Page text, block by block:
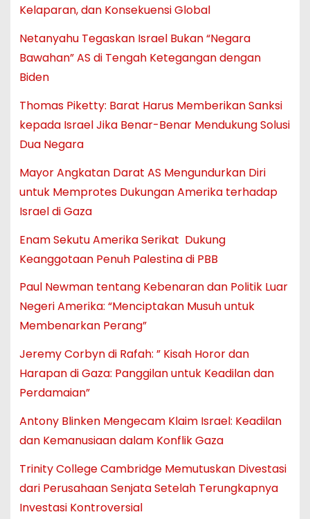
Kelaparan, dan Konsekuensi Global
Netanyahu Tegaskan Israel Bukan “Negara
Bawahan” AS di Tengah Ketegangan dengan
Biden
Thomas Piketty: Barat Harus Memberikan Sanksi
kepada Israel Jika Benar-Benar Mendukung Solusi
Dua Negara
Mayor Angkatan Darat AS Mengundurkan Diri
untuk Memprotes Dukungan Amerika terhadap
Israel di Gaza
Enam Sekutu Amerika Serikat Dukung
Keanggotaan Penuh Palestina di PBB
Paul Newman tentang Kebenaran dan Politik Luar
Negeri Amerika: “Menciptakan Musuh untuk
Membenarkan Perang”
Jeremy Corbyn di Rafah: ” Kisah Horor dan
Harapan di Gaza: Panggilan untuk Keadilan dan
Perdamaian”
Antony Blinken Mengecam Klaim Israel: Keadilan
dan Kemanusiaan dalam Konflik Gaza
Trinity College Cambridge Memutuskan Divestasi
dari Perusahaan Senjata Setelah Terungkapnya
Investasi Kontroversial